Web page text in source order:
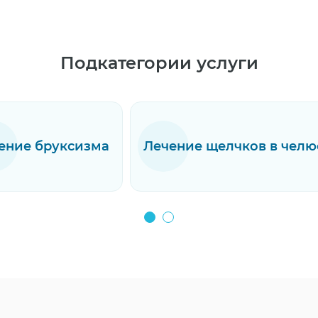
Подкатегории услуги
бруксизма Лечение щелчков в